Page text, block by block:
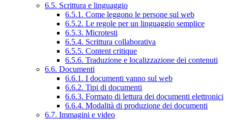
6.5. Scrittura e linguaggio
6.5.1. Come leggono le persone sul web
6.5.2. Le regole per un linguaggio semplice
6.5.3. Microtesti
6.5.4. Scrittura collaborativa
6.5.5. Content critique
6.5.6. Traduzione e localizzazione dei contenuti
6.6. Documenti
6.6.1. I documenti vanno sul web
6.6.2. Tipi di documenti
6.6.3. Formato di lettura dei documenti elettronici
6.6.4. Modalità di produzione dei documenti
6.7. Immagini e video